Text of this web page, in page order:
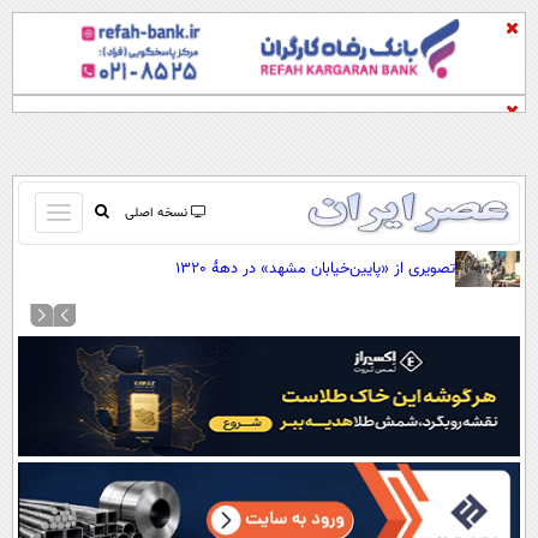
نسخه اصلی
باز
و
کردن
منو
صفحه اول
نظرسنجی
آب و هوا
سواد زندگی
تصویری از «پایین‌خیابان مشهد» در دهۀ 1320